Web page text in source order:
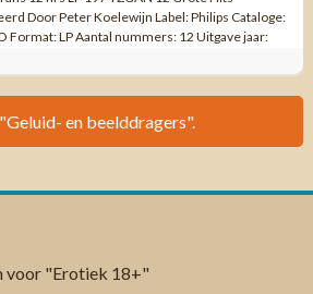
Door Peter Koelewijn Label: Philips Cataloge:
Format: LP Aantal nummers: 12 Uitgave jaar:
en beelddragers".
voor "Erotiek 18+"